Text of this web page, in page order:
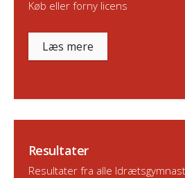
Køb eller forny licens
Læs mere
Resultater
Resultater fra alle